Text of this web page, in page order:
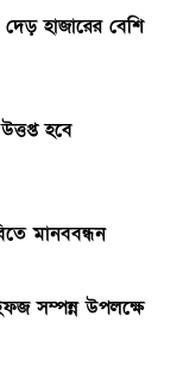
দেড় হাজারের বেশি
হবে
মানববন্ধন
সম্পন্ন উপলক্ষে